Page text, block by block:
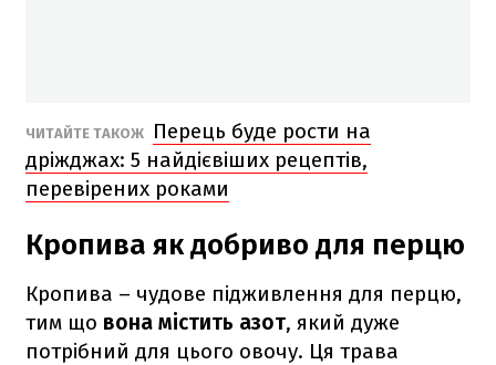
ЧИТАЙТЕ ТАКОЖ
Перець буде рости на
дріжджах: 5 найдієвіших рецептів,
перевірених роками
Кропива як добриво для перцю
Кропива – чудове підживлення для перцю,
тим що вона містить азот, який дуже
потрібний для цього овочу. Ця трава